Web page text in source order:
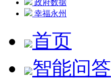
政府数据
幸福永州
首页
智能问答